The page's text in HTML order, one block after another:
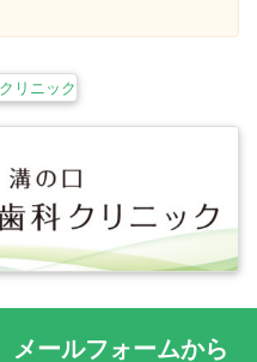
メールフォームから